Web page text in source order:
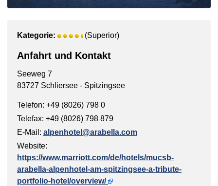
Kategorie: (Superior)
Anfahrt und Kontakt
Seeweg 7
83727 Schliersee - Spitzingsee
Telefon: +49 (8026) 798 0
Telefax: +49 (8026) 798 879
E-Mail: alpenhotel@arabella.com
Website:
https://www.marriott.com/de/hotels/mucsb-
arabella-alpenhotel-am-spitzingsee-a-tribute-
portfolio-hotel/overview/